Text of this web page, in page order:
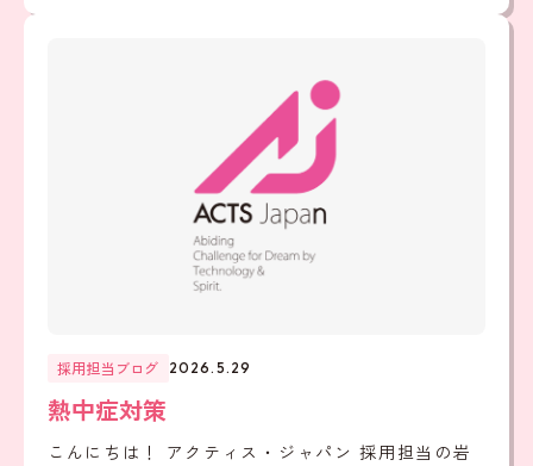
採用担当ブログ 2026.5.29
熱中症対策
こんにちは！ アクティス・ジャパン 採用担当の岩